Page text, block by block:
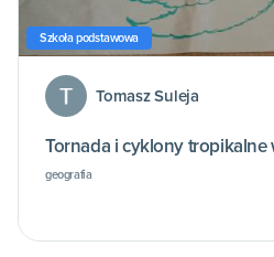
Szkoła podstawowa
Tomasz Suleja
Tornada i cyklony tropikalne
geografia